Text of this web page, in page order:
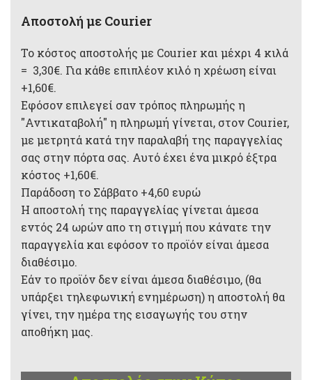
Αποστολή με Courier
Το κόστος αποστολής με Courier και μέχρι 4 κιλά
= 3,30€. Για κάθε επιπλέον κιλό η χρέωση είναι
+1,60€.
Εφόσον επιλεγεί σαν τρόπος πληρωμής η
"Αντικαταβολή" η πληρωμή γίνεται, στον Courier,
με μετρητά κατά την παραλαβή της παραγγελίας
σας στην πόρτα σας. Αυτό έχει ένα μικρό έξτρα
κόστος +1,60€.
Παράδοση το Σάββατο +4,60 ευρώ
Η αποστολή της παραγγελίας γίνεται άμεσα
εντός 24 ωρών απο τη στιγμή που κάνατε την
παραγγελία και εφόσον το προϊόν είναι άμεσα
διαθέσιμο.
Εάν το προϊόν δεν είναι άμεσα διαθέσιμο, (θα
υπάρξει τηλεφωνική ενημέρωση) η αποστολή θα
γίνει, την ημέρα της εισαγωγής του στην
αποθήκη μας.